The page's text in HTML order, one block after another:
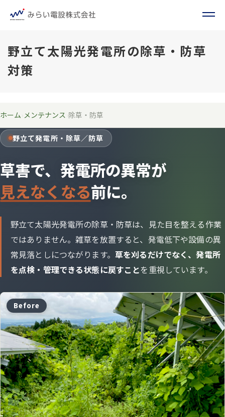
野立て太陽光発電所の除草・防草
対策
ホーム メンテナンス 除草・防草
野立て発電所・除草／防草
草害で、発電所の異常が
見えなくなる前に。
野立て太陽光発電所の除草・防草は、見た目を整える作業
ではありません。雑草を放置すると、発電低下や設備の異
常見落としにつながります。 草を刈るだけでなく、発電所
を点検・管理できる状態に戻すことを重視しています。
Before